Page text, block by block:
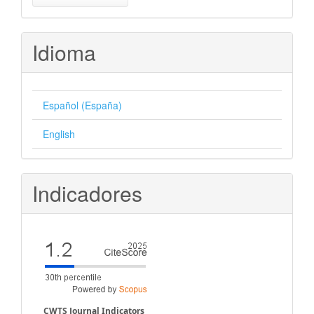
un
artículo
Idioma
Español (España)
English
Indicadores
CWTS Journal Indicators